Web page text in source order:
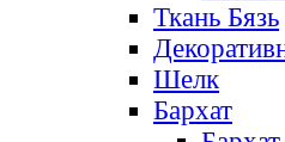
Ткань Бязь
Шелк
Бархат